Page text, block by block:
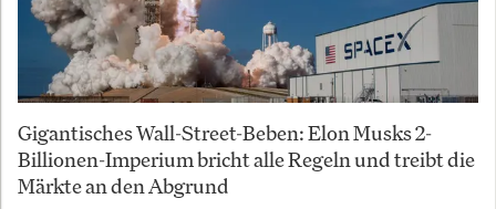
Gigantisches Wall-Street-Beben: Elon Musks 2-
Billionen-Imperium bricht alle Regeln und treibt die
Märkte an den Abgrund